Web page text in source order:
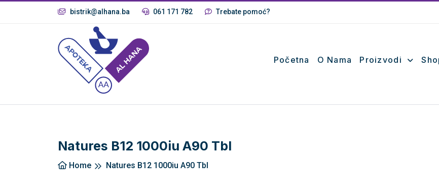
bistrik@alhana.ba 061 171 782 Trebate pomoć?
Početna O Nama Proizvodi
Natures B12 1000iu A90 Tbl
Home Natures B12 1000iu A90 Tbl